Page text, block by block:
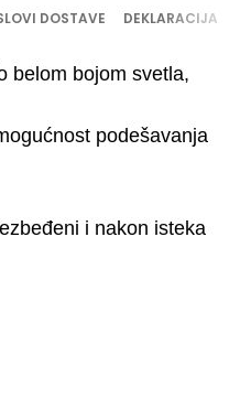
DOSTAVE DEKLARACIJA
belom bojom svetla,
podešavanja
i nakon isteka